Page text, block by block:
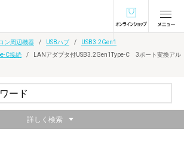
オンラインショ
ン周辺機器 USBハブ
USB3.2Gen1
C接続
LANアダプタ付USB3.2Gen1Type-C 3ポート変換アル
詳しく検索